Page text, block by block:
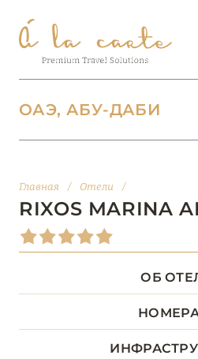
ОАЭ, АБУ-ДАБИ
АБУ-ДАБИ
Al Wathba, a Luxury Collection
Anantara Santorini Abu Dhabi
Anantara Sir Bani Yas Island Al
Anantara Sir Bani Yas Island Al
Главная / Отели /
RIXOS MARINA
ОБ